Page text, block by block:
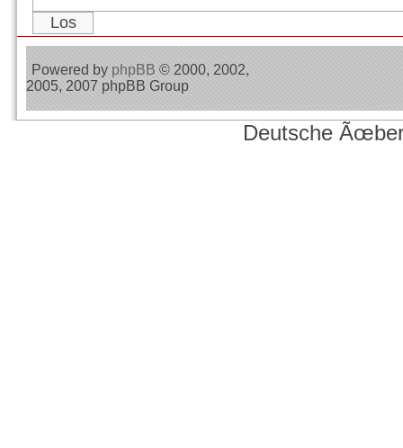
Powered by phpBB © 2000, 2002,
2005, 2007 phpBB Group
Deutsche